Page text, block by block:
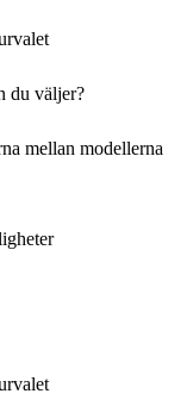
du väljer?
mellan modellerna